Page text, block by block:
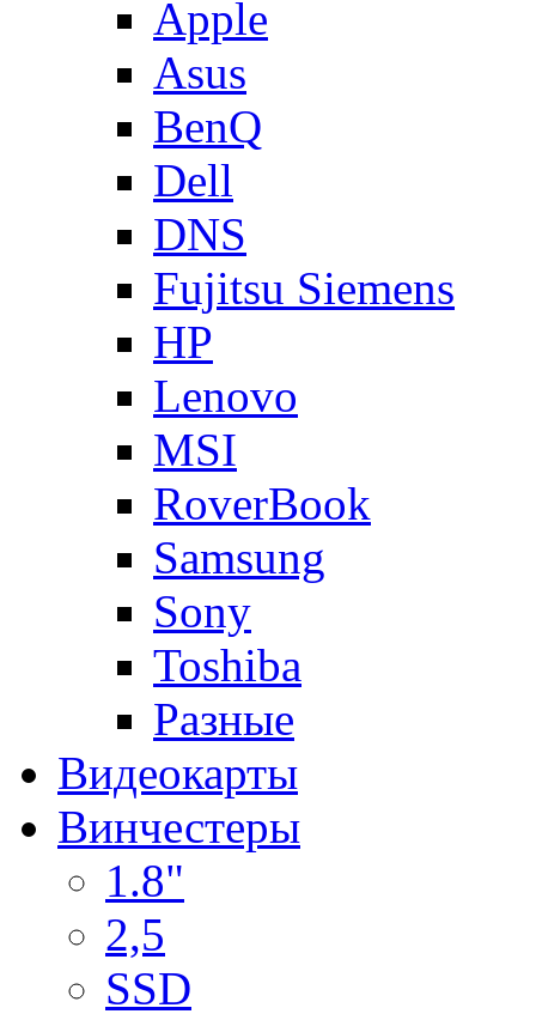
Apple
Asus
BenQ
Dell
DNS
Fujitsu Siemens
HP
Lenovo
MSI
RoverBook
Samsung
Sony
Toshiba
Разные
Видеокарты
Винчестеры
1.8"
2,5
SSD